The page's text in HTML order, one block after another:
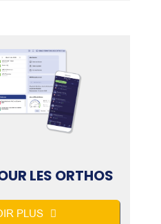
LES ORTHOS
PLUS